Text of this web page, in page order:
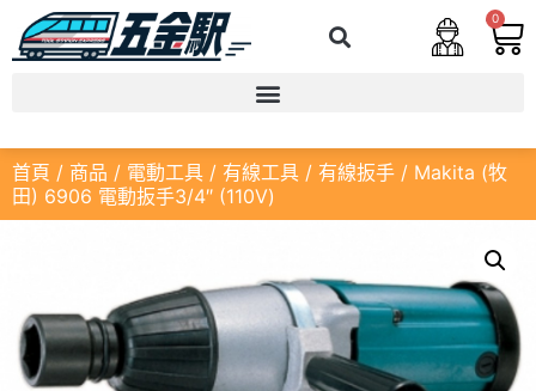
0
首頁 / 商品 / 電動工具 / 有線工具 / 有線扳手 / Makita (牧
田) 6906 電動扳手3/4″ (110V)